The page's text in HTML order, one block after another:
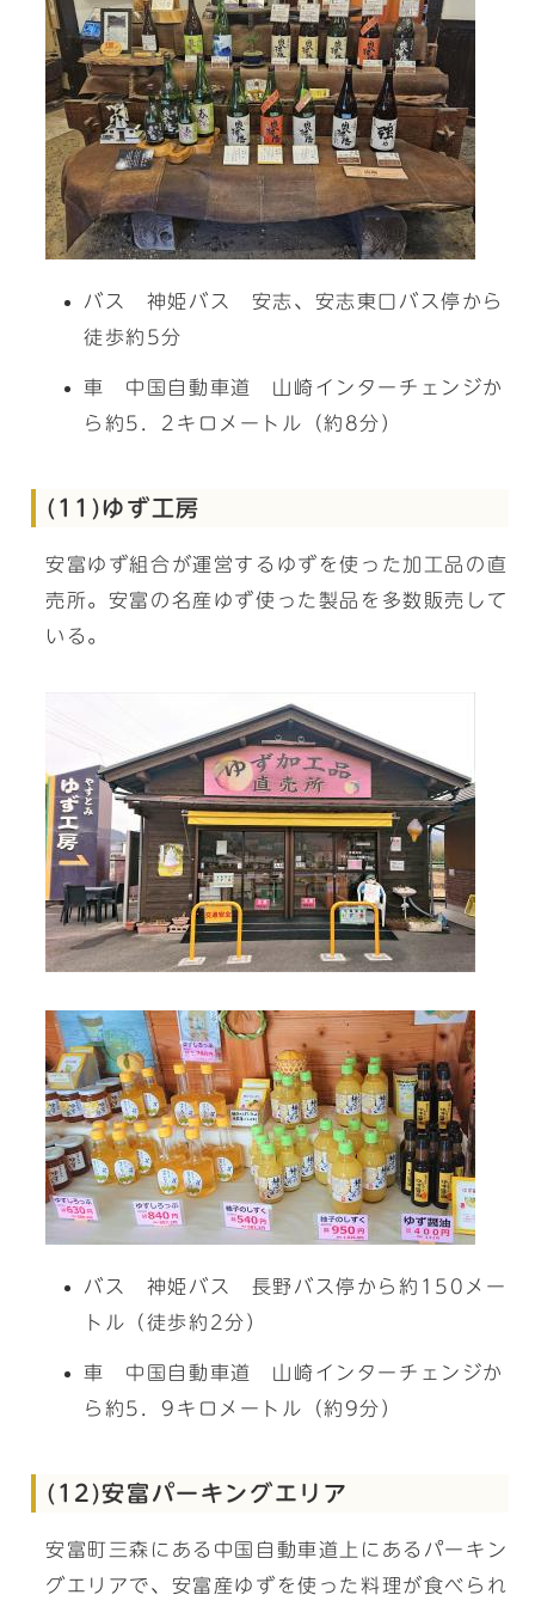
バス 神姫バス 安志、安志東口バス停から
徒歩約5分
車 中国自動車道 山崎インターチェンジか
ら約5．2キロメートル（約8分）
(11)ゆず工房
安富ゆず組合が運営するゆずを使った加工品の直
売所。安富の名産ゆず使った製品を多数販売して
いる。
バス 神姫バス 長野バス停から約150メー
トル（徒歩約2分）
車 中国自動車道 山崎インターチェンジか
ら約5．9キロメートル（約9分）
(12)安富パーキングエリア
安富町三森にある中国自動車道上にあるパーキン
グエリアで、安富産ゆずを使った料理が食べられ